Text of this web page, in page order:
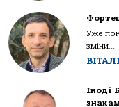
Уже
зміни...
Іноді